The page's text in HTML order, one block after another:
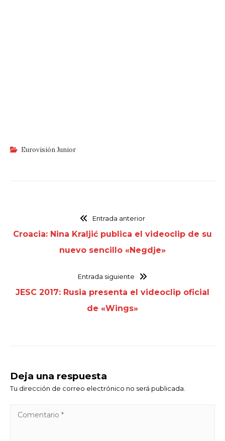
Eurovisión Junior
Entrada anterior
Croacia: Nina Kraljić publica el videoclip de su
nuevo sencillo «Negdje»
Entrada siguiente
JESC 2017: Rusia presenta el videoclip oficial
de «Wings»
Deja una respuesta
Tu dirección de correo electrónico no será publicada.